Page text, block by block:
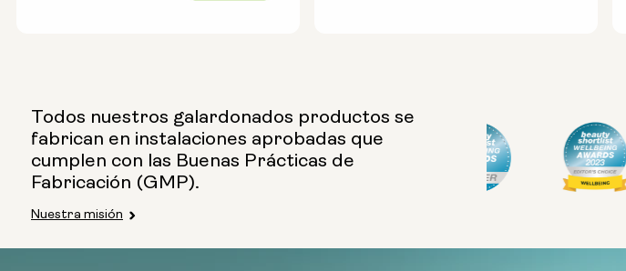
Opciones:
Todos nuestros galardonados productos se
fabrican en instalaciones aprobadas que
cumplen con las Buenas Prácticas de
Fabricación (GMP).
Nuestra misión